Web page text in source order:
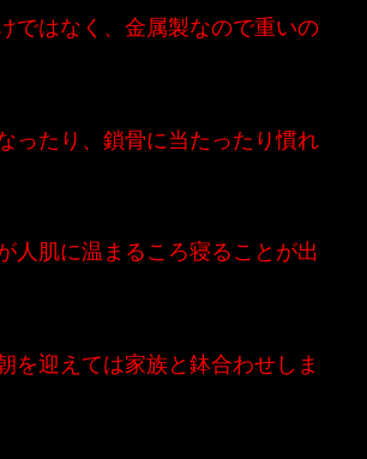
ではなく、金属製なので重いの
ったり、鎖骨に当たったり慣れ
人肌に温まるころ寝ることが出
を迎えては家族と鉢合わせしま